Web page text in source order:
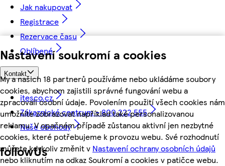
Nastavení soukromí a cookies
My a našich 18 partnerů používáme nebo ukládáme soubory
cookies, abychom zajistili správné fungování webu a
zpracovali osobní údaje. Povolením použití všech cookies nám
umožníte zobrazovat například také personalizovanou
reklamu. V opačném případě zůstanou aktivní jen nezbytné
cookies, které potřebujeme k provozu webu. Své rozhodnutí
můžete kdykoliv změnit v Nastavení ochrany osobních údajů
nebo kliknutím na odkaz Soukromí a cookies v patičce webu.
Jak nakupovat
Registrace
Rezervace času
Oblíbené
Kontakt
itesco.cz
Zákaznické centrum - 800 222 555
Naše obchody
followUs